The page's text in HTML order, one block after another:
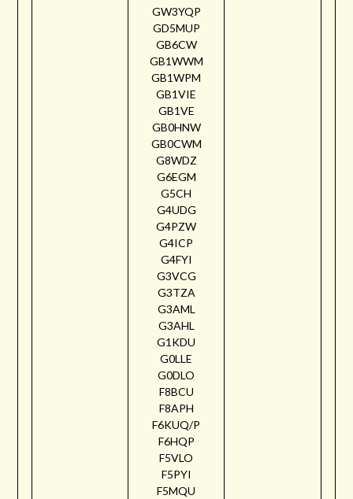
GW3YQP
GD5MUP
GB6CW
GB1WWM
GB1WPM
GB1VIE
GB1VE
GB0HNW
GB0CWM
G8WDZ
G6EGM
G5CH
G4UDG
G4PZW
G4ICP
G4FYI
G3VCG
G3TZA
G3AML
G3AHL
G1KDU
G0LLE
G0DLO
F8BCU
F8APH
F6KUQ/P
F6HQP
F5VLO
F5PYI
F5MQU